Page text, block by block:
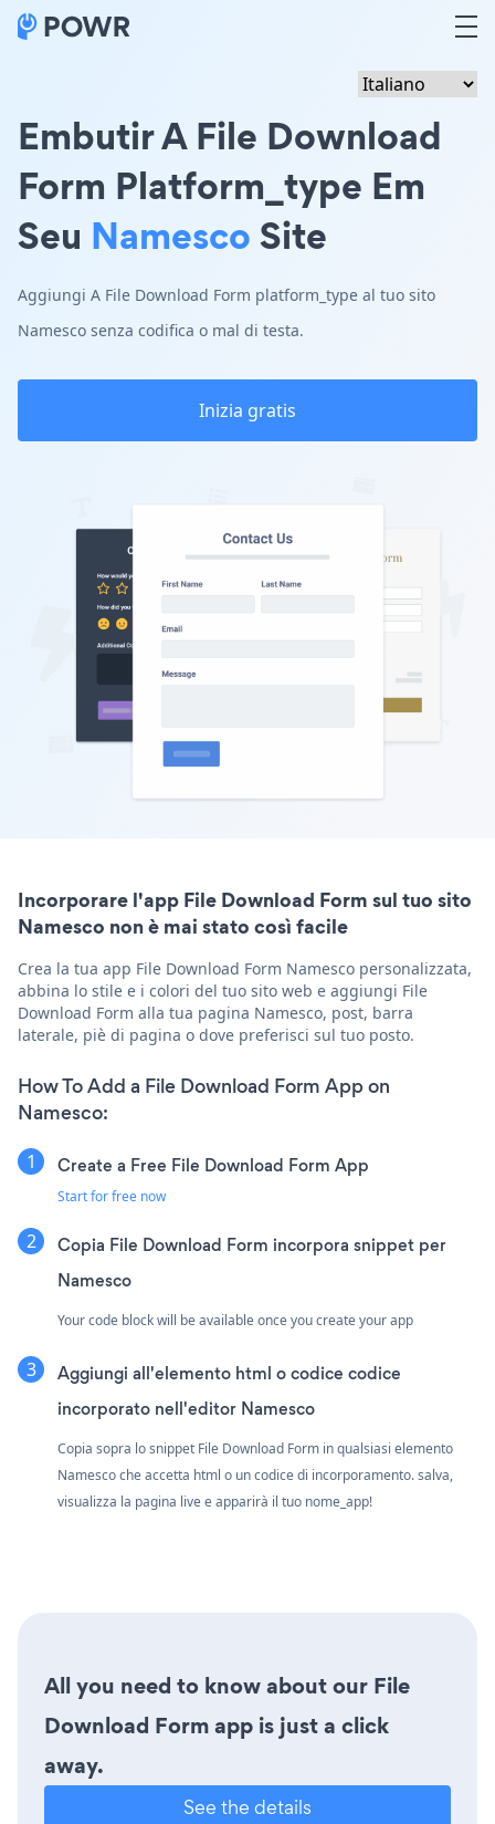
Embutir A File Download
Form Platform_type Em
Seu NamescoSite
Aggiungi A File Download Form platform_type al tuo sito
Namesco senza codifica o mal di testa.
Inizia gratis
Incorporare l'app File Download Form sul tuo sito
Namesco non è mai stato così facile
Crea la tua app File Download Form Namesco personalizzata,
abbina lo stile e i colori del tuo sito web e aggiungi File
Download Form alla tua pagina Namesco, post, barra
laterale, piè di pagina o dove preferisci sul tuo posto.
How To Add a File Download Form App on
Namesco:
Create a Free File Download Form App
Start for free now
Copia File Download Form incorpora snippet per
Namesco
Your code block will be available once you create your app
Aggiungi all'elemento html o codice codice
incorporato nell'editor Namesco
Copia sopra lo snippet File Download Form in qualsiasi elemento
Namesco che accetta html o un codice di incorporamento. salva,
visualizza la pagina live e apparirà il tuo nome_app!
All you need to know about our File
Download Form app is just a click
away.
See the details